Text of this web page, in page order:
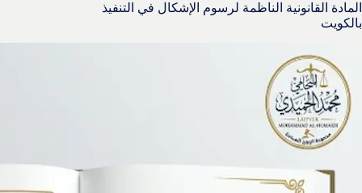
المادة القانونية الناظمة لرسوم الإشكال في التنفيذ
بالكويت